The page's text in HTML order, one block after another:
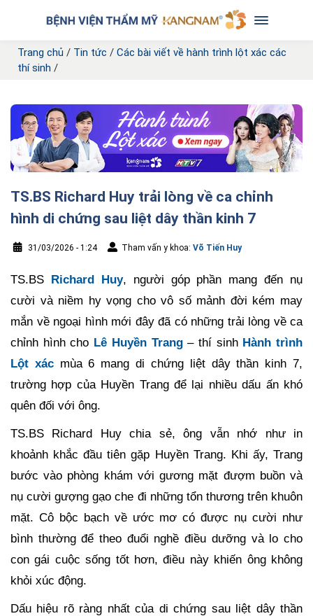
Trang chủ / Tin tức / Các bài viết về hành trình lột xác các
thí sinh /
TS.BS Richard Huy trải lòng về ca chỉnh
hình di chứng sau liệt dây thần kinh 7
31/03/2026 - 1:24 Tham vấn y khoa: Võ Tiến Huy
TS.BS Richard Huy, người góp phần mang đến nụ
cười và niềm hy vọng cho vô số mảnh đời kém may
mắn về ngoại hình mới đây đã có những trải lòng về ca
chỉnh hình cho Lê Huyền Trang– thí sinh Hành trình
Lột xácmùa 6 mang di chứng liệt dây thần kinh 7,
trường hợp của Huyền Trang để lại nhiều dấu ấn khó
quên đối với ông.
TS.BS Richard Huy chia sẻ, ông vẫn nhớ như in
khoảnh khắc đầu tiên gặp Huyền Trang. Khi ấy, Trang
bước vào phòng khám với gương mặt đượm buồn và
nụ cười gượng gạo che đi những tổn thương trên khuôn
mặt. Cô bộc bạch về ước mơ có được nụ cười như
bình thường để theo đuổi nghề điều dưỡng và lo cho
con gái cuộc sống tốt hơn, điều này khiến ông không
khỏi xúc động.
Dấu hiệu rõ ràng nhất của di chứng sau liệt dây thần